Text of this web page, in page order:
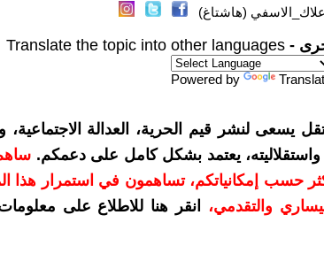
(هاشتاغ)
-
Translate the topic into other languages
Powered by
لنشر قيم الحرية، العدالة الاجتماعية،
يعتمد بشكل كامل على دعمكم.
سنويًا أو أكثر حسب إمكانياتكم، تساهمون في استمرار هذا
والتقدمي،
انقر هنا للاطلاع على